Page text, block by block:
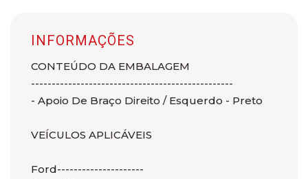
INFORMAÇÕES
CONTEÚDO DA EMBALAGEM
-------------------------------------------------
- Apoio De Braço Direito / Esquerdo - Preto
VEÍCULOS APLICÁVEIS
Ford---------------------